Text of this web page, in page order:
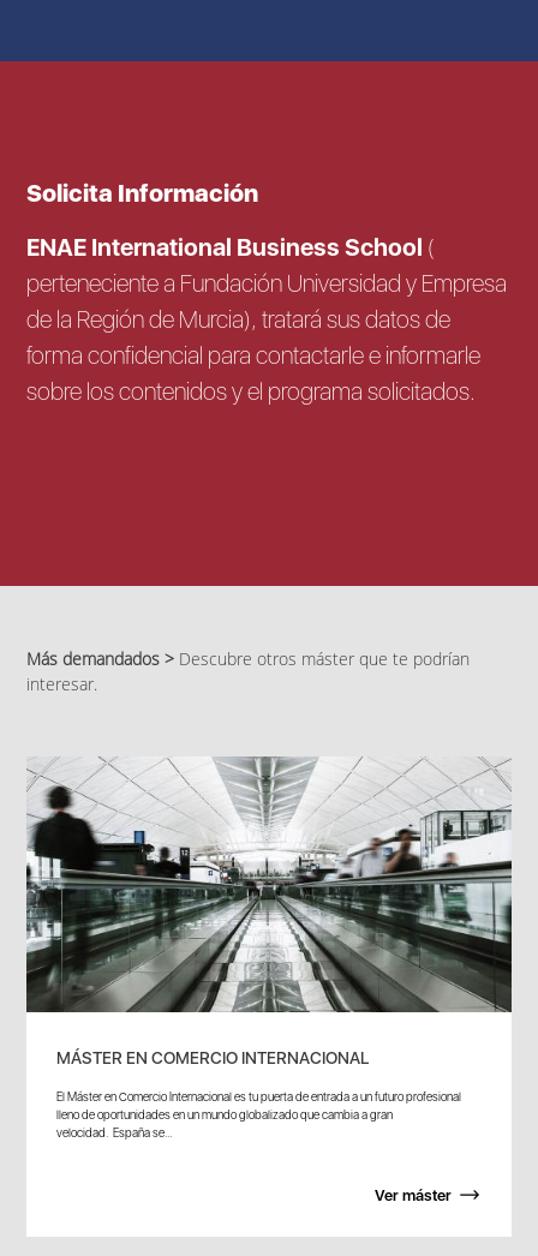
Solicita Información
ENAE International Business School (
perteneciente a Fundación Universidad y Empresa
de la Región de Murcia), tratará sus datos de
forma confidencial para contactarle e informarle
sobre los contenidos y el programa solicitados.
Más demandados > Descubre otros máster que te podrían
interesar.
MÁSTER EN COMERCIO INTERNACIONAL
El Máster en Comercio Internacional es tu puerta de entrada a un futuro profesional
lleno de oportunidades en un mundo globalizado que cambia a gran
velocidad. España se...
Ver máster